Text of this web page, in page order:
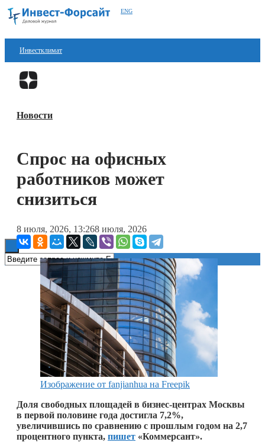
ENG
Инвестклимат
Финансы
Блокчейн
Технологии
Новости
Спрос на офисных
работников может
снизиться
8 июля, 2026, 13:268 июля, 2026
Изображение от fanjianhua на Freepik
Доля свободных площадей в бизнес-центрах Москвы
в первой половине года достигла 7,2%,
увеличившись по сравнению с прошлым годом на 2,7
процентного пункта, пишет «Коммерсант».